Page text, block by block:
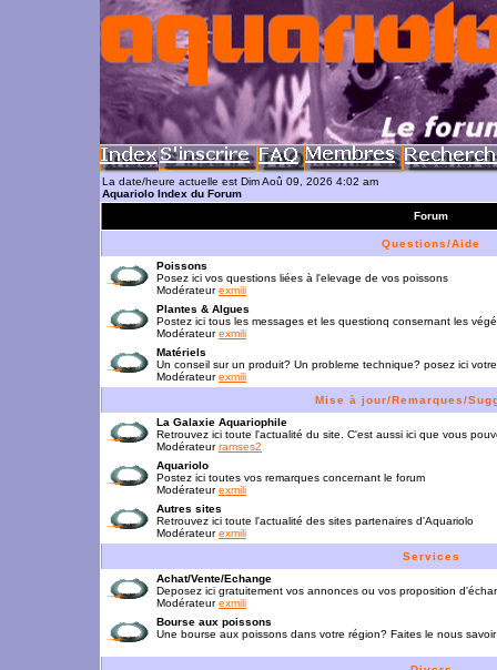
La date/heure actuelle est Dim Aoû 09, 2026 4:02 am
Aquariolo Index du Forum
Forum
Questions/Aide
Poissons
Posez ici vos questions liées à l'elevage de vos poissons
Modérateurexmili
Plantes & Algues
Postez ici tous les messages et les questionq consernant les
Modérateurexmili
Matériels
Un conseil sur un produit? Un probleme technique? posez ici
Modérateurexmili
Mise à jour/Remarques/
La Galaxie Aquariophile
Retrouvez ici toute l'actualité du site. C'est aussi ici que vous
Modérateurramses2
Aquariolo
Postez ici toutes vos remarques concernant le forum
Modérateurexmili
Autres sites
Retrouvez ici toute l'actualité des sites partenaires d'Aquariolo
Modérateurexmili
Services
Achat/Vente/Echange
Deposez ici gratuitement vos annonces ou vos proposition
Modérateurexmili
Bourse aux poissons
Une bourse aux poissons dans votre région? Faites le nous savoir